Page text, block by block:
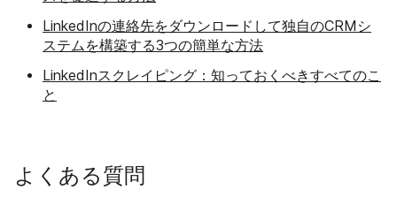
LinkedInの連絡先をダウンロードして独自のCRMシ
ステムを構築する3つの簡単な方法
LinkedInスクレイピング：知っておくべきすべてのこ
と
よくある質問